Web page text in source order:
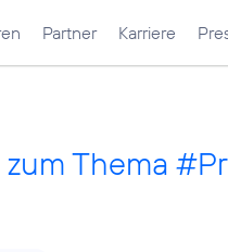
Partner Karriere
Thema